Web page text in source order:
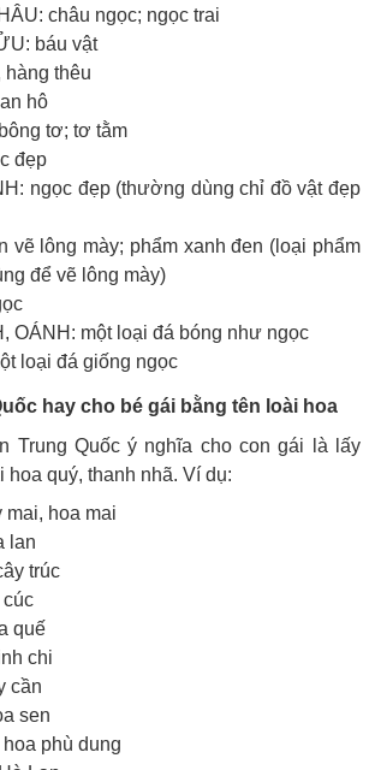
châu ngọc; ngọc trai
báu vật
hàng thêu
hô
tơ; tơ tằm
đẹp
ngọc đẹp (thường dùng chỉ đồ vật đẹp
vẽ lông mày; phẩm xanh đen (loại phẩm
để vẽ lông mày)
OÁNH: một loại đá bóng như ngọc
loại đá giống ngọc
hay cho bé gái bằng tên loài hoa
Trung Quốc ý nghĩa cho con gái là lấy
hoa quý, thanh nhã. Ví dụ:
mai, hoa mai
lan
trúc
cúc
quế
chi
cần
sen
phù dung